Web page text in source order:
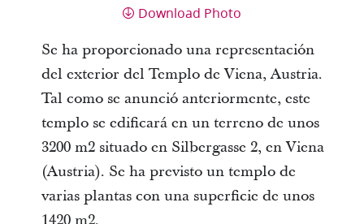
Download Photo
Se ha proporcionado una representación
del exterior del Templo de Viena, Austria.
Tal como se anunció anteriormente, este
templo se edificará en un terreno de unos
3200 m2 situado en Silbergasse 2, en Viena
(Austria). Se ha previsto un templo de
varias plantas con una superficie de unos